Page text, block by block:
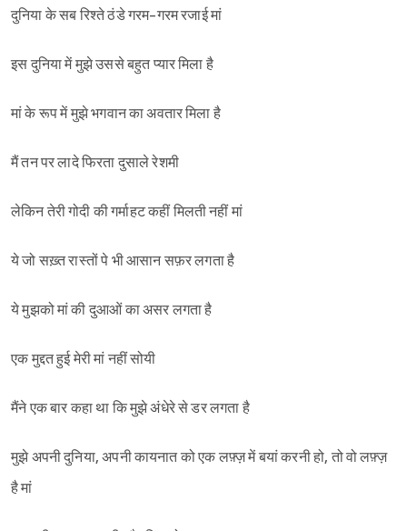
दुनिया के सब रिश्ते ठंडे गरम-गरम रजाई मां
इस दुनिया में मुझे उससे बहुत प्यार मिला है
मां के रूप में मुझे भगवान का अवतार मिला है
मैं तन पर लादे फिरता दुसाले रेशमी
लेकिन तेरी गोदी की गर्माहट कहीं मिलती नहीं मां
ये जो सख़्त रास्तों पे भी आसान सफ़र लगता है
ये मुझको मां की दुआओं का असर लगता है
एक मुद्दत हुई मेरी मां नहीं सोयी
मैंने एक बार कहा था कि मुझे अंधेरे से डर लगता है
मुझे अपनी दुनिया, अपनी कायनात को एक लफ़्ज़ में बयां करनी हो, तो वो लफ़्ज़
है मां